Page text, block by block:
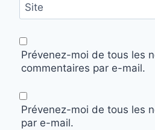
Site
Prévenez-moi de tous les
commentaires par e-mail.
Prévenez-moi de tous les
par e-mail.